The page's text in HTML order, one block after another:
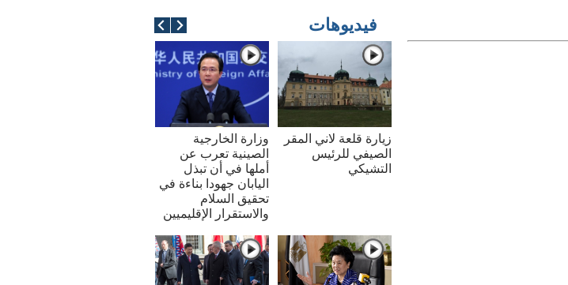
فيديوهات
وزارة الخارجية
الصينية تعرب عن
أملها في أن تبذل
اليابان جهودا بناءة في
تحقيق السلام
والاستقرار الإقليميين
زيارة قلعة لاني المقر
الصيفي للرئيس
التشيكي